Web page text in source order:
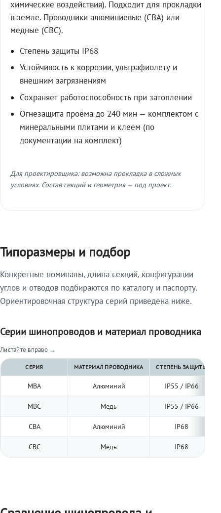
химические воздействия). Подходит для прокладки
в земле. Проводники алюминиевые (СВА) или
медные (СВС).
Степень защиты IP68
Устойчивость к коррозии, ультрафиолету и
внешним загрязнениям
Сохраняет работоспособность при затоплении
Огнезащита проёма до 240 мин — комплектом с
минеральными плитами и клеем (по
документации на комплект)
Для проектировщика: возможна прокладка в сложных
условиях. Состав секций и геометрия — под проект.
Типоразмеры и подбор
Конкретные номиналы, длина секций, конфигурации
углов и отводов подбираются по каталогу и паспорту.
Ориентировочная структура серий приведена ниже.
Серии шинопроводов и материал проводника
Листайте вправо →
СЕРИЯ МАТЕРИАЛ ПРОВОДНИКА СТЕПЕНЬ ЗАЩИТЫ
МВА Алюминий IP55 / IP66
МВС Медь IP55 / IP66
СВА Алюминий IP68
СВС Медь IP68